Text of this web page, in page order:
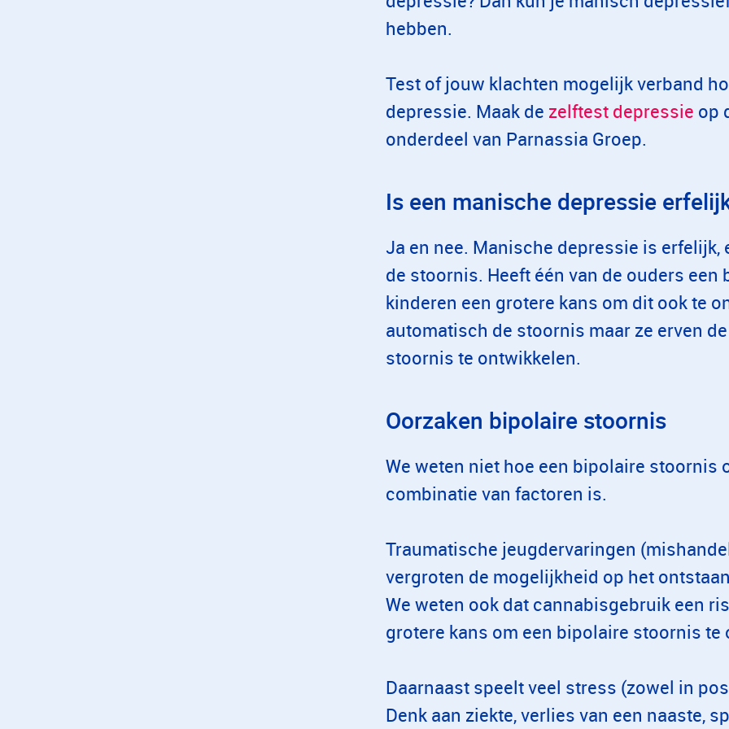
hebben.
Test of jouw klachten mogelijk verband
depressie. Maak de zelftest depressie op
onderdeel van Parnassia Groep.
Is een manische depressie
Ja en nee. Manische depressie is
de stoornis. Heeft één van de ouders
kinderen een grotere kans om dit ook te
automatisch de stoornis maar ze erven
stoornis te ontwikkelen.
Oorzaken bipolaire stoornis
We weten niet hoe een bipolaire stoornis
combinatie van factoren is.
Traumatische jeugdervaringen
vergroten de mogelijkheid op het
We weten ook dat cannabisgebruik een
grotere kans om een bipolaire stoornis
Daarnaast speelt veel stress (zowel in
Denk aan ziekte, verlies van een naaste,